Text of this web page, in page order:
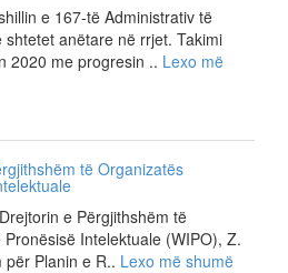
e 167-të Administrativ të
anëtare në rrjet. Takimi
2020 me progresin .. Lexo më
të Organizatës
e Përgjithshëm të
Intelektuale (WIPO), Z.
për Planin e R.. Lexo më shumë